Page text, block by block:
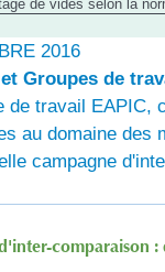
de vides selon la
2016
Groupes de
de travail EAPIC,
au domaine des
campagne
d'inter-comparaison :